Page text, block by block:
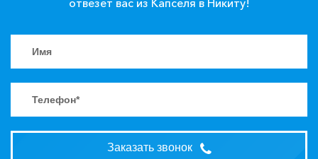
Заказать звонок